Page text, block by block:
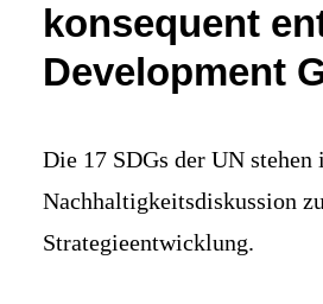
konsequent
Development
Die 17 SDGs der UN
Nachhaltigkeitsdiskussion
Strategieentwicklung.